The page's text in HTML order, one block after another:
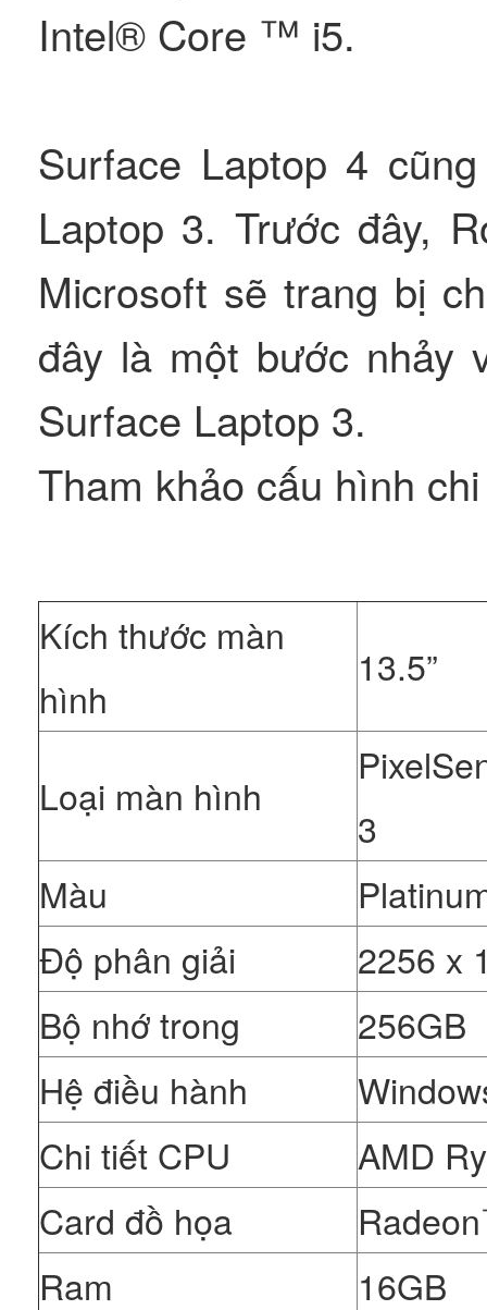
Intel® Core ™ i5.
Surface Laptop 4
Laptop 3. Trước đây,
Microsoft sẽ trang bị
đây là một bước nhảy
Surface Laptop 3.
Tham khảo cấu hình
Kích thước màn
hình
13.5”
Loại màn hình
3
Màu
Độ phân giải
2256 x
Bộ nhớ trong
256GB
Hệ điều hành
Chi tiết CPU
AMD
Card đồ họa
Ram
16GB